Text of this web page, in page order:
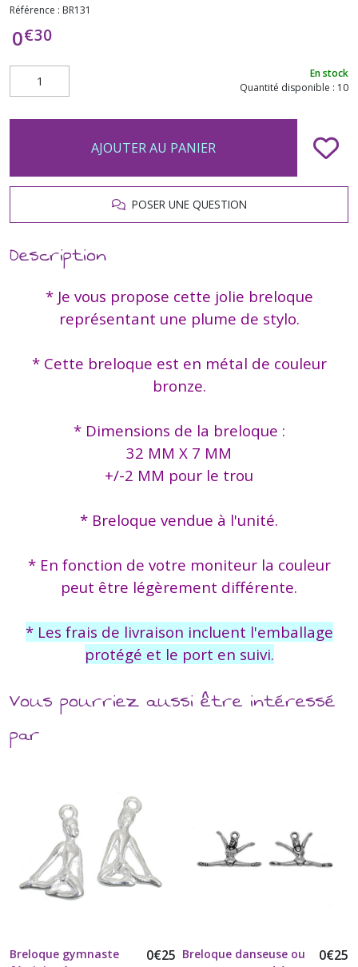
Référence : BR131
0€30
En stock
Quantité disponible : 10
AJOUTER AU PANIER
POSER UNE QUESTION
Description
* Je vous propose cette jolie breloque
représentant une plume de stylo.
* Cette breloque est en métal de couleur
bronze.
* Dimensions de la breloque :
32 MM X 7 MM
+/-2 MM pour le trou
* Breloque vendue à l'unité.
* En fonction de votre moniteur la couleur
peut être légèrement différente.
* Les frais de livraison incluent l'emballage
protégé et le port en suivi.
Vous pourriez aussi être intéressé
par
Breloque gymnaste
0€25 Breloque danseuse ou
0€25